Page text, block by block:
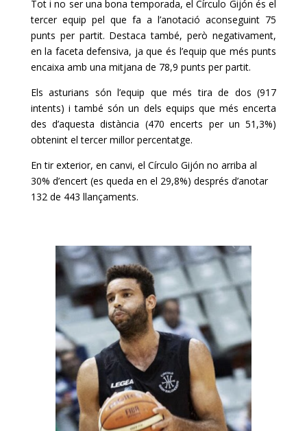
Tot i no ser una bona temporada, elCírculo Gijón és el
tercer equip pel que fa a l’anotació aconseguint 75
punts per partit. Destaca també, però negativament,
en la faceta defensiva, ja que és l’equip que més punts
encaixa amb una mitjana de 78,9 punts per partit.
Els asturians són l’equip que més tira de dos (917
intents) i també són un dels equips que més encerta
des d’aquesta distància (470 encerts per un 51,3%)
obtenint el tercer millor percentatge.
En tir exterior, en canvi, el Círculo Gijón no arriba al
30% d’encert (es queda en el 29,8%) després d’anotar
132 de 443 llançaments.